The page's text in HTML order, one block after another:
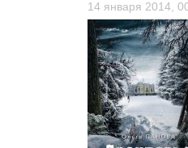
14 января 2014,